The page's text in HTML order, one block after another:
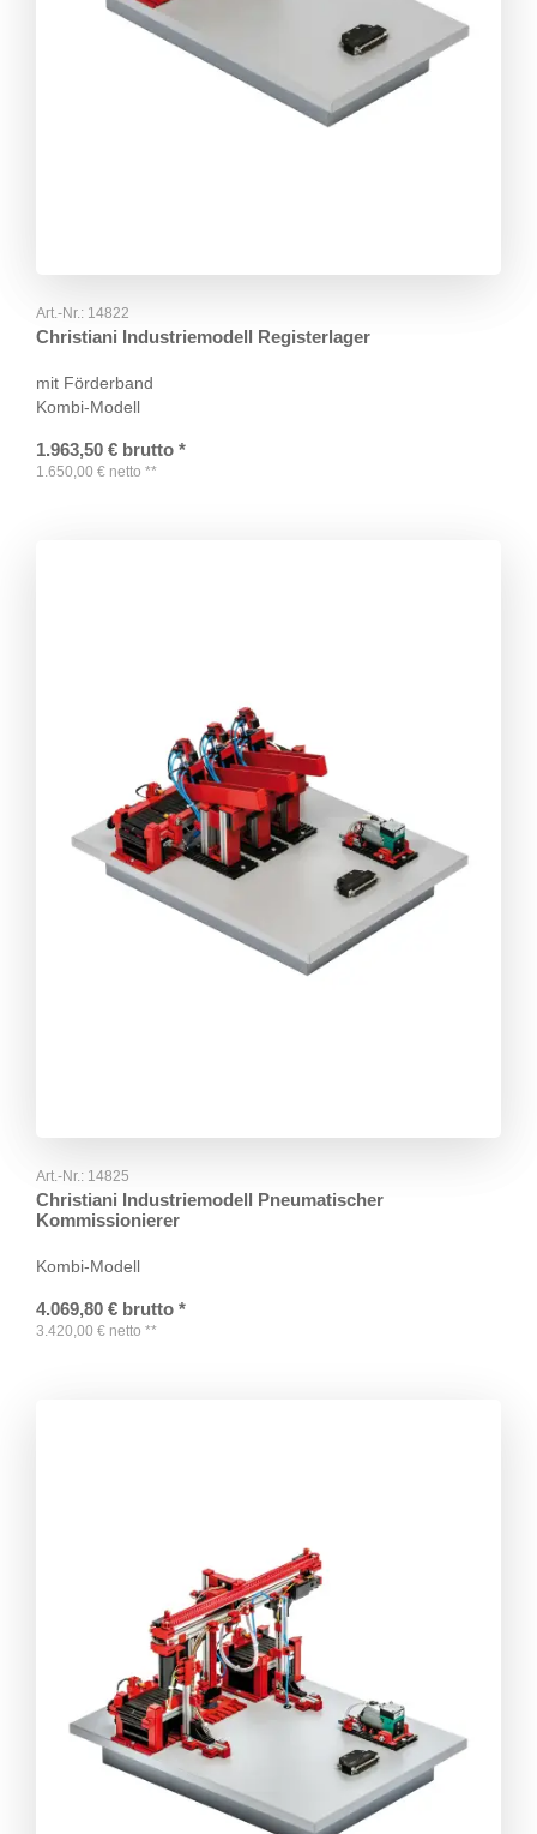
Art.-Nr.: 14822
Christiani Industriemodell Registerlager
mit Förderband
Kombi-Modell
1.963,50 € brutto *
1.650,00 € netto **
Art.-Nr.: 14825
Christiani Industriemodell Pneumatischer
Kommissionierer
Kombi-Modell
4.069,80 € brutto *
3.420,00 € netto **